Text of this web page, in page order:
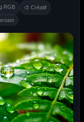
RGB 🎨 Créatif